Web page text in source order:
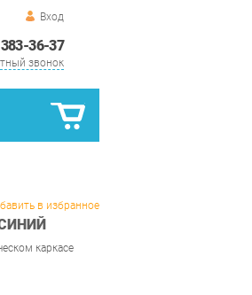
Вход
36-37
звонок
в избранное
каркасе